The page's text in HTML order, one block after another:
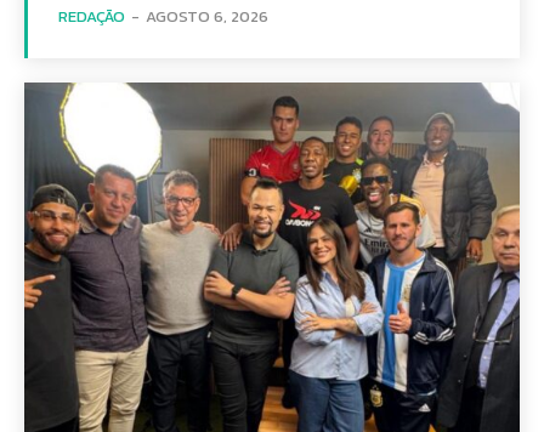
REDAÇÃO - AGOSTO 6, 2026